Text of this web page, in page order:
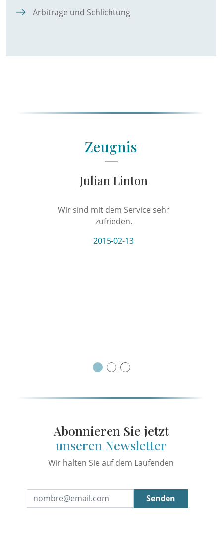
Arbitrage und Schlichtung
Zeugnis
Julian Linton
Wir sind mit dem Service sehr
zufrieden.
2015-02-13
Abonnieren Sie jetzt
unseren Newsletter
Wir halten Sie auf dem Laufenden
Senden